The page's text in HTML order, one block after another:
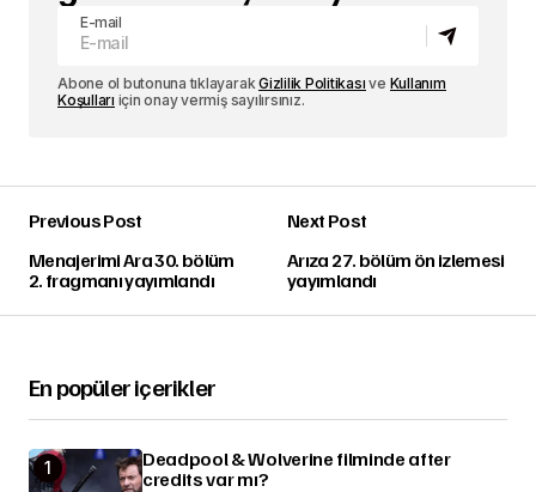
E-mail
Abone ol butonuna tıklayarakGizlilik Politikası ve Kullanım
Koşulları için onay vermiş sayılırsınız.
Previous Post
Menajerimi Ara 30. bölüm
2. fragmanı yayımlandı
Next Post
Arıza 27. bölüm ön izlemesi
yayımlandı
En popüler içerikler
Deadpool & Wolverine filminde after
credits var mı?